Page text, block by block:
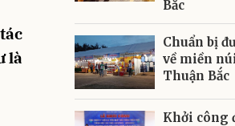
là
Bắc
Chuẩn bị
về miền
Thuận Bắc
Khởi công